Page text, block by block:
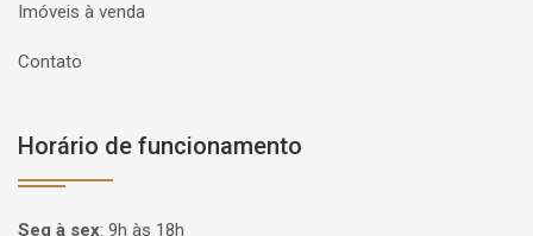
Imóveis à venda
Contato
Horário de funcionamento
Seg à sex: 9h às 18h